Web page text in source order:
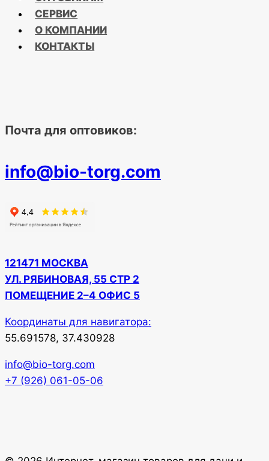
СЕРВИС
О КОМПАНИИ
КОНТАКТЫ
Почта для оптовиков:
info@bio-torg.com
121471 МОСКВА
УЛ. РЯБИНОВАЯ, 55 СТР 2
ПОМЕЩЕНИЕ 2–4 ОФИС 5
Координаты для навигатора:
55.691578, 37.430928
info@bio-torg.com
+7 (926) 061-05-06